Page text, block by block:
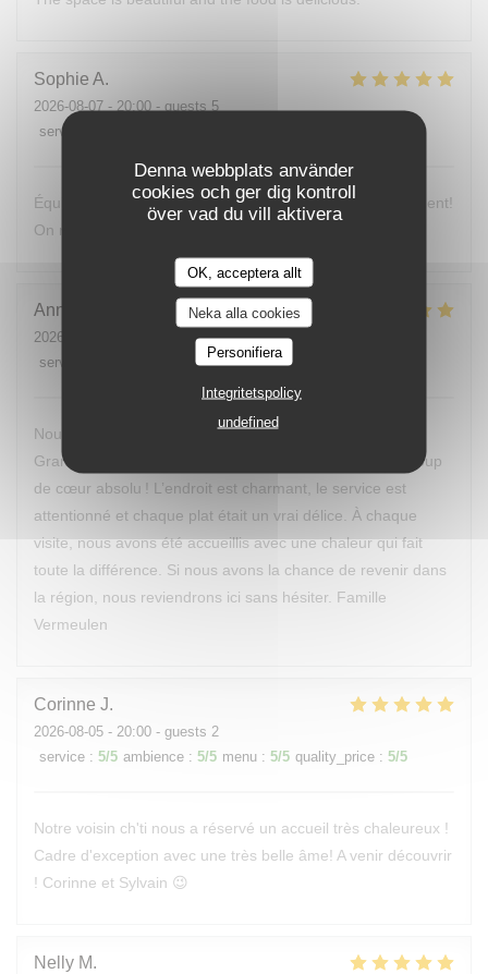
Denna webbplats använder
cookies och ger dig kontroll
över vad du vill aktivera
OK, acceptera allt
Neka alla cookies
Personifiera
Integritetspolicy
undefined
Sophie A
2026-08-07- 20:00 - guests 5
service
Équipe hyper sympa, repas vraiment bon. Très bon moment!
On recommande!
Annick
2026-08-04
- 19:00 - guests 3
service
5/5 menu: 5/5
Nous avons découvert tous les restaurants autour de
Grandcamp‑Maisy, mais cette pop‑up est vraiment un coup
de cœur absolu ! L’endroit est charmant, le service est
attentionné et chaque plat était un vrai délice. À chaque
visite, nous avons été accueillis avec une chaleur qui fait
toute la différence. Si nous avons la chance de revenir dans
la région, nous reviendrons ici sans hésiter. Famille
Vermeulen
Corinne J
2026-08-05 - 20:00 - guests 2
service : 5/5 ambience : 5/5 menu : 5/5 quality_price : 5/5
Notre voisin ch'ti nous a réservé un accueil très chaleureux !
Cadre d'exception avec une très belle âme! A venir découvrir
! Corinne et Sylvain 😉
Nelly M